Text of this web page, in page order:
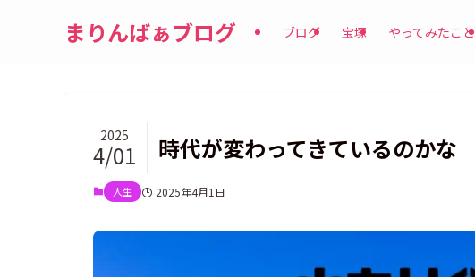
まりんばぁブログ ブログ 宝塚 やってみたこと
時代が変わってきているのかな
2025
4/01
人生 2025年4月1日